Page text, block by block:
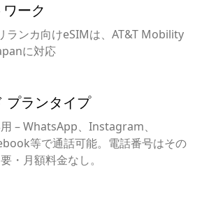
ーク
ランカ向けeSIMは、AT&T Mobility
に対応
プランタイプ
– WhatsApp、Instagram、
等で通話可能。電話番号はその
・月額料金なし。